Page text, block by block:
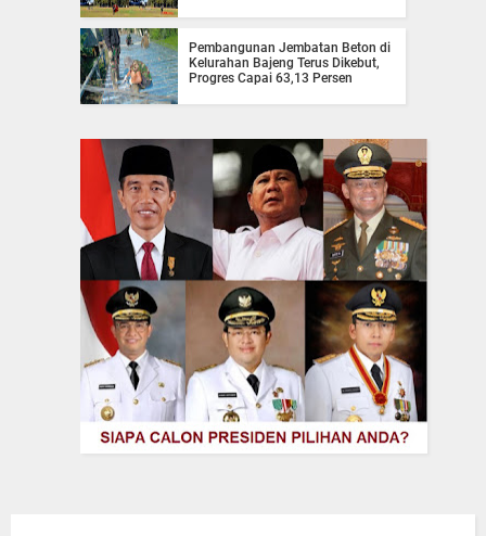
Pembangunan Jembatan Beton di
Kelurahan Bajeng Terus Dikebut,
Progres Capai 63,13 Persen